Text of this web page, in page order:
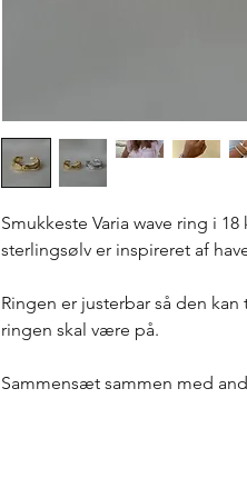
Smukkeste Varia wave ring i
sterlingsølv er inspireret af
Ringen er justerbar så den
ringen skal være på.
Sammensæt sammen med